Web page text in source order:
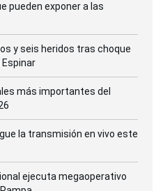
pueden exponer a las
y seis heridos tras choque
más importantes del
la transmisión en vivo este
ejecuta megaoperativo